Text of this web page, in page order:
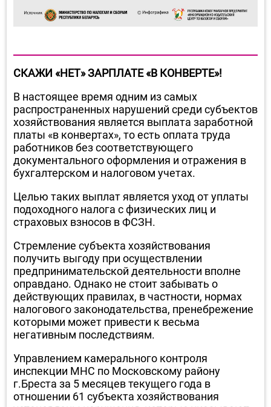
СКАЖИ «НЕТ» ЗАРПЛАТЕ «В КОНВЕРТЕ»!
В настоящее время одним из самых
распространенных нарушений среди субъектов
хозяйствования является выплата заработной
платы «в конвертах», то есть оплата труда
работников без соответствующего
документального оформления и отражения в
бухгалтерском и налоговом учетах.
Целью таких выплат является уход от уплаты
подоходного налога с физических лиц и
страховых взносов в ФСЗН.
Стремление субъекта хозяйствования
получить выгоду при осуществлении
предпринимательской деятельности вполне
оправдано. Однако не стоит забывать о
действующих правилах, в частности, нормах
налогового законодательства, пренебрежение
которыми может привести к весьма
негативным последствиям.
Управлением камерального контроля
инспекции МНС по Московскому району
г.Бреста за 5 месяцев текущего года в
отношении 61 субъекта хозяйствования